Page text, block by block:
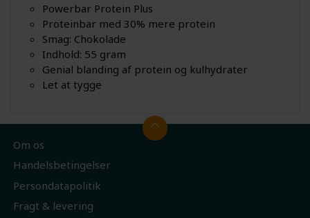
Powerbar Protein Plus
Proteinbar med 30% mere protein
Smag: Chokolade
Indhold: 55 gram
Genial blanding af protein og kulhydrater
Let at tygge
Om os
Handelsbetingelser
Persondatapolitik
Fragt & levering